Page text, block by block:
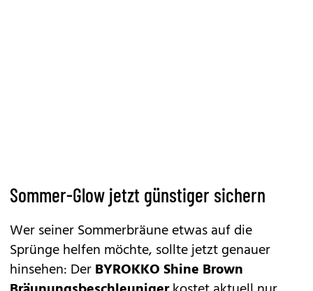
Sommer-Glow jetzt günstiger sichern
Wer seiner Sommerbräune etwas auf die
Sprünge helfen möchte, sollte jetzt genauer
hinsehen: DerBYROKKO Shine Brown